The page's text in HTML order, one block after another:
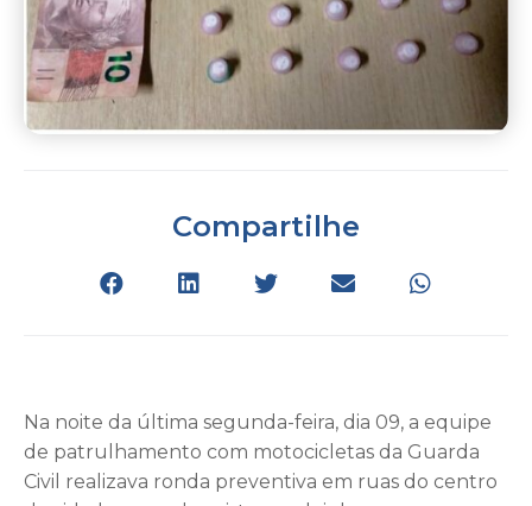
Compartilhe
Na noite da última segunda-feira, dia 09, a equipe
de patrulhamento com motocicletas da Guarda
Civil realizava ronda preventiva em ruas do centro